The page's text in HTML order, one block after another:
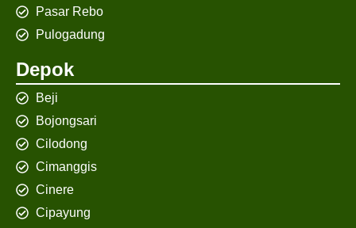
Pasar Rebo
Pulogadung
Depok
Beji
Bojongsari
Cilodong
Cimanggis
Cinere
Cipayung